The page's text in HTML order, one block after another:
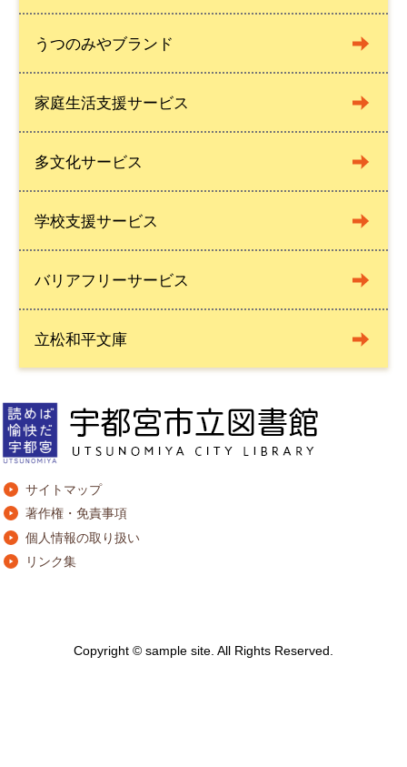
うつのみやブランド
家庭生活支援サービス
多文化サービス
学校支援サービス
バリアフリーサービス
立松和平文庫
サイトマップ
著作権・免責事項
個人情報の取り扱い
リンク集
Copyright © sample site. All Rights Reserved.